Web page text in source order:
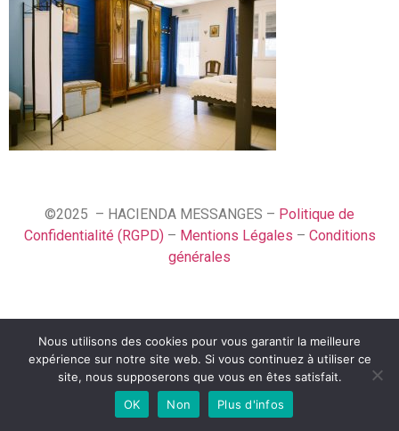
©2025 – HACIENDA MESSANGES – Politique de
Confidentialité (RGPD)– Mentions Légales – Conditions
générales
Español
Français
English (UK)
Nous utilisons des cookies pour vous garantir la meilleure
expérience sur notre site web. Si vous continuez à utiliser ce
site, nous supposerons que vous en êtes satisfait.
OK
Non Plus d'infos